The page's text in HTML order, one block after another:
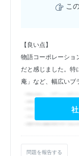
こ
【良い点】
物語コーポレーショ
だと感じました。特
庵」など、幅広いブ
問題を報告する